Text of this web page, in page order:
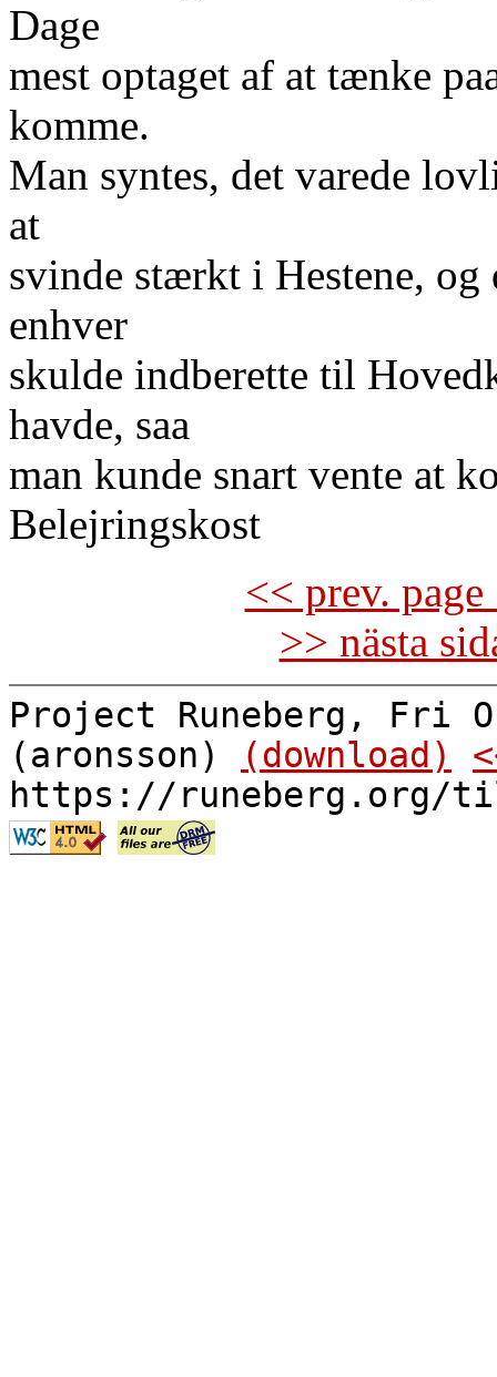
Dage
mest optaget af at tænke
komme.
Man syntes, det varede
at
svinde stærkt i Hestene,
enhver
skulde indberette til
havde, saa
man kunde snart vente at
Belejringskost
<< prev.
>> nästa
Project Runeberg, Fri
(aronsson)
(download)
https://runeberg.org/